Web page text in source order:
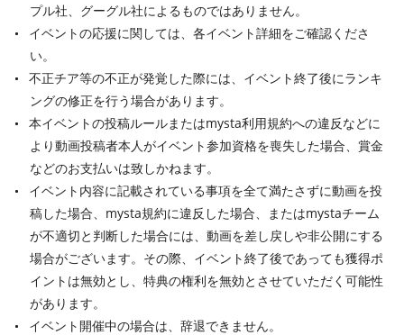
プル社、グーグル社によるものではありません。
イベントの応援に関しては、各イベント詳細をご確認くださ
い。
不正チア等の不正が発覚した際には、イベント終了後にランキ
ングの修正を行う場合があります。
本イベントの投稿ルールまたはmysta利用規約への違反などに
より動画投稿者本人がイベント参加資格を喪失した場合、賞金
などのお支払いは致しかねます。
イベント内容に記載されている事項を全て満たさずに動画を投
稿した場合、mysta規約に違反した場合、またはmystaチーム
が不適切と判断した場合には、動画を差し戻しや非公開にする
場合がございます。その際、イベント終了後であっても獲得ポ
イントは無効とし、特典の権利を無効とさせていただく可能性
があります。
イベント開催中の場合は、辞退できません。